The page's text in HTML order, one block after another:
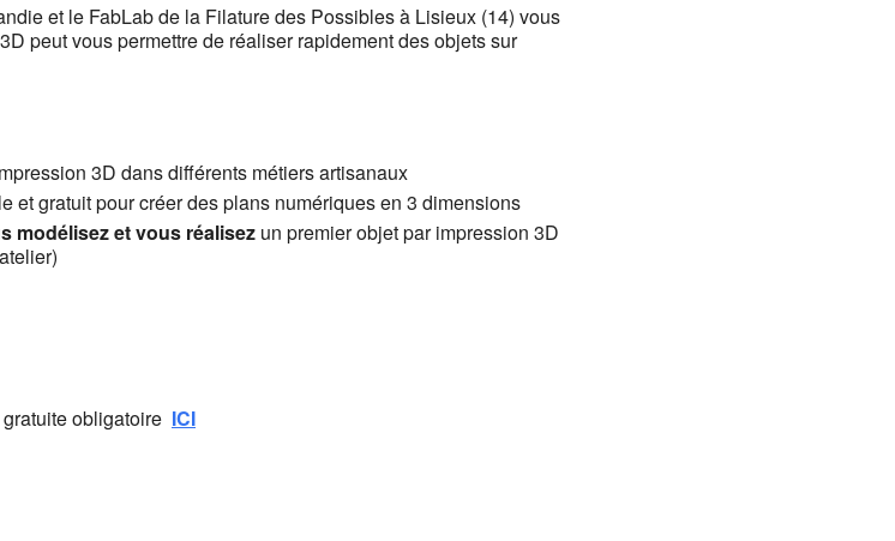
et le FabLab de la Filature des Possibles à Lisieux (14) vous
peut vous permettre de réaliser rapidement des objets sur
3D dans différents métiers artisanaux
et gratuit pour créer des plans numériques en 3 dimensions
modélisez et vous réalisez un premier objet par impression 3D
gratuite obligatoire ICI